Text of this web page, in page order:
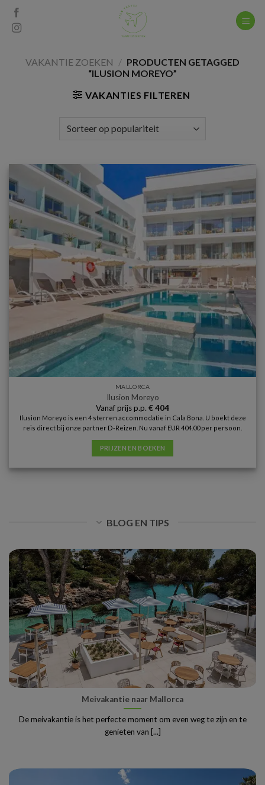
Skip
content
VAKANTIE ZOEKEN / PRODUCTEN GETAGGED
“ILUSION MOREYO”
VAKANTIES FILTEREN
MALLORCA
Ilusion Moreyo
Vanaf prijs p.p. €404
Ilusion Moreyo is een 4 sterren accommodatie in Cala Bona. U boekt deze
reis direct bij onze partner D-Reizen. Nu vanaf EUR 404.00 per persoon.
PRIJZEN EN BOEKEN
BLOG EN TIPS
Meivakantie naar Mallorca
De meivakantie is het perfecte moment om even weg te zijn en te
genieten van [...]